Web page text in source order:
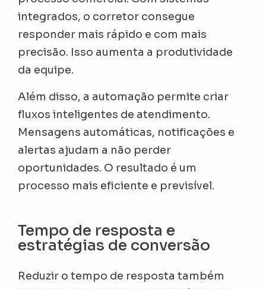
integrados, o corretor consegue
responder mais rápido e com mais
precisão. Isso aumenta a produtividade
da equipe.
Além disso, a automação permite criar
fluxos inteligentes de atendimento.
Mensagens automáticas, notificações e
alertas ajudam a não perder
oportunidades. O resultado é um
processo mais eficiente e previsível.
Tempo de resposta e
estratégias de conversão
Reduzir o tempo de resposta também